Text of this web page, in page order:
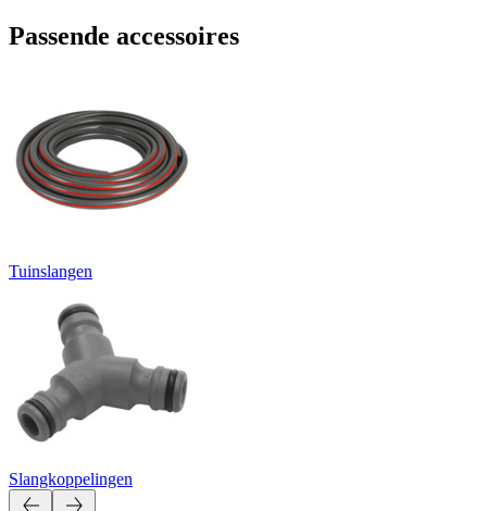
Passende accessoires
Tuinslangen
Slangkoppelingen